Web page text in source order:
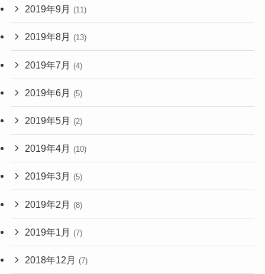
2019年9月 (11)
2019年8月 (13)
2019年7月 (4)
2019年6月 (5)
2019年5月 (2)
2019年4月 (10)
2019年3月 (5)
2019年2月 (8)
2019年1月 (7)
2018年12月 (7)